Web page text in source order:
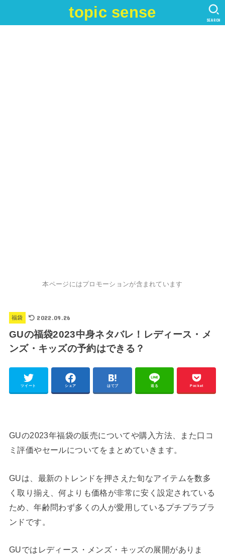
topic sense SEARCH
本ページにはプロモーションが含まれています
福袋 2022.09.26
GUの福袋2023中身ネタバレ！レディース・メ
ンズ・キッズの予約はできる？
ツイート シェア はてブ 送る Pocket
GUの2023年福袋の販売についてや購入方法、また口コ
ミ評価やセールについてをまとめていきます。
GUは、最新のトレンドを押さえた旬なアイテムを数多
く取り揃え、何よりも価格が非常に安く設定されている
ため、年齢問わず多くの人が愛用しているプチプラブラ
ンドです。
GUではレディース・メンズ・キッズの展開がありま